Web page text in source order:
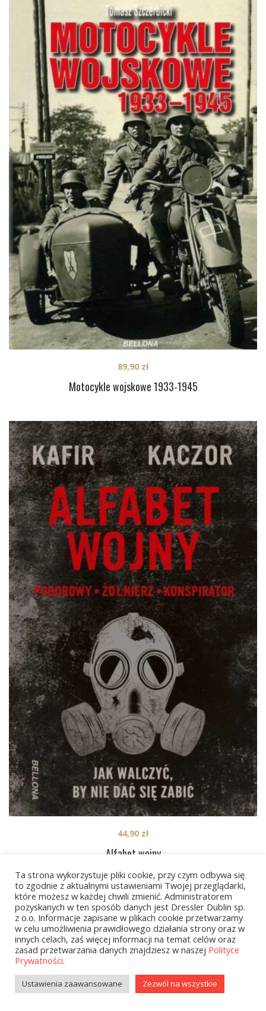
Motocykle wojskowe 1933-1945
89,90 zł
Alfabet wojny
44,90 zł
1 2 … 6 NEXT
Ta strona wykorzystuje pliki cookie, przy czym odbywa się
to zgodnie z aktualnymi ustawieniami Twojej przeglądarki,
które możesz w każdej chwili zmienić. Administratorem
pozyskanych w ten sposób danych jest Dressler Dublin sp.
z o.o. Informacje zapisane w plikach cookie przetwarzamy
w celu umożliwienia prawidłowego działania strony oraz w
innych celach, zaś więcej informacji na temat celów oraz
zasad przetwarzania danych znajdziesz w naszej Polityce
Prywatności.
Ustawienia zaawansowane Zezwól na wszystkie